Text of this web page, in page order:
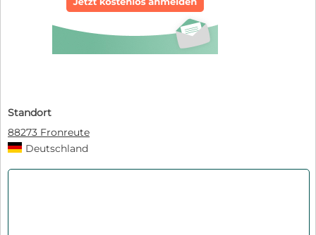
Standort
88273 Fronreute
Deutschland